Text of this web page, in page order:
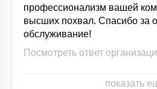
профессионализм вашей
высших похвал. Спасибо за
обслуживание!
Посмотреть ответ
показать